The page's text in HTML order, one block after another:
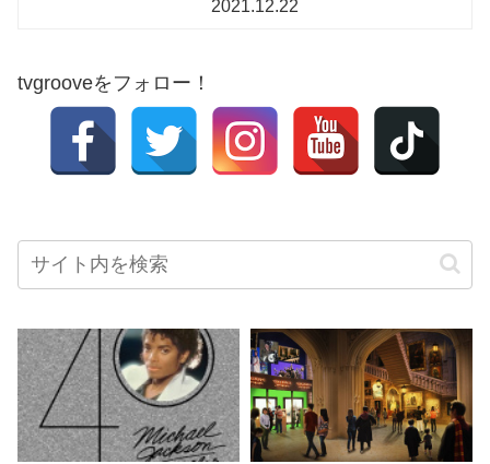
2021.12.22
tvgrooveをフォロー！